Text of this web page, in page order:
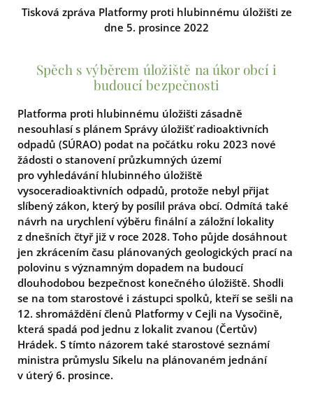
Tisková zpráva Platformy proti hlubinnému úložišti ze
dne 5. prosince 2022
Spěch s výběrem úložiště na úkor obcí i
budoucí bezpečnosti
Platforma proti hlubinnému úložišti zásadně
nesouhlasí s plánem Správy úložišť radioaktivních
odpadů (SÚRAO) podat na počátku roku 2023 nové
žádosti o stanovení průzkumných území
pro vyhledávání hlubinného úložiště
vysoceradioaktivních odpadů, protože nebyl přijat
slíbený zákon, který by posílil práva obcí. Odmítá také
návrh na urychlení výběru finální a záložní lokality
z dnešních čtyř již v roce 2028. Toho půjde dosáhnout
jen zkrácením času plánovaných geologických prací na
polovinu s významným dopadem na budoucí
dlouhodobou bezpečnost konečného úložiště. Shodli
se na tom starostové i zástupci spolků, kteří se sešli na
12. shromáždění členů Platformy v Cejli na Vysočině,
která spadá pod jednu z lokalit zvanou (Čertův)
Hrádek. S tímto názorem také starostové seznámí
ministra průmyslu Síkelu na plánovaném jednání
v úterý 6. prosince.